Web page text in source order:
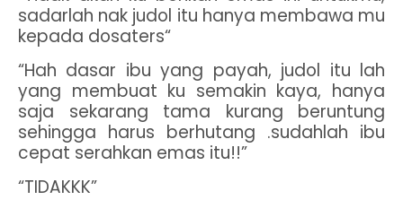
sadarlah nak judol itu hanya membawa mu
kepada dosaters“
“Hah dasar ibu yang payah, judol itu lah
yang membuat ku semakin kaya, hanya
saja sekarang tama kurang beruntung
sehingga harus berhutang .sudahlah ibu
cepat serahkan emas itu!!”
“TIDAKKK”